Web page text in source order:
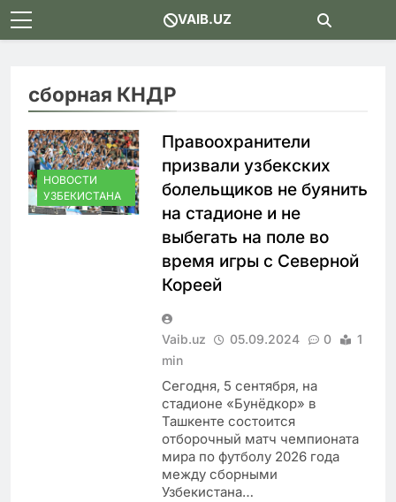
Skip
to
VAIB.UZ
сборная КНДР
НОВОСТИ
УЗБЕКИСТАНА
Правоохранители
призвали узбекских
болельщиков не буянить
на стадионе и не
выбегать на поле во
время игры с Северной
Кореей
Vaib.uz 05.09.2024 0
1
min
Сегодня, 5 сентября, на
стадионе «Бунёдкор» в
Ташкенте состоится
отборочный матч чемпионата
мира по футболу 2026 года
между сборными
Узбекистана…